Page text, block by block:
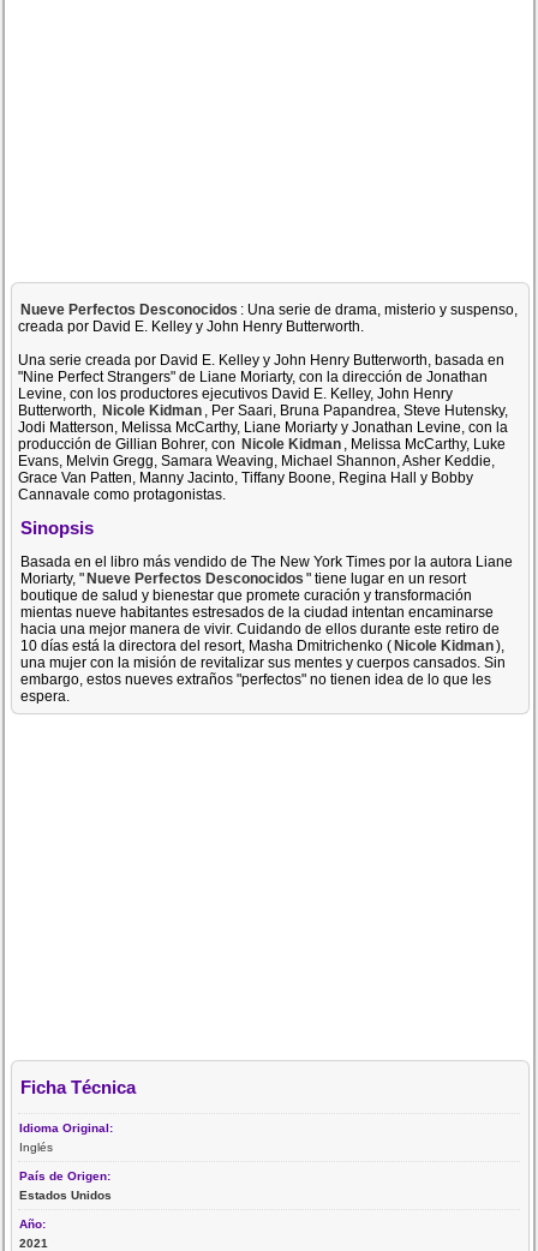
Nueve Perfectos Desconocidos : Una serie de drama, misterio y suspenso,
creada por David E. Kelley y John Henry Butterworth.
Una serie creada por David E. Kelley y John Henry Butterworth, basada en
"Nine Perfect Strangers" de Liane Moriarty, con la dirección de Jonathan
Levine, con los productores ejecutivos David E. Kelley, John Henry
Butterworth, Nicole Kidman , Per Saari, Bruna Papandrea, Steve Hutensky,
Jodi Matterson, Melissa McCarthy, Liane Moriarty y Jonathan Levine, con la
producción de Gillian Bohrer, con Nicole Kidman , Melissa McCarthy, Luke
Evans, Melvin Gregg, Samara Weaving, Michael Shannon, Asher Keddie,
Grace Van Patten, Manny Jacinto, Tiffany Boone, Regina Hall y Bobby
Cannavale como protagonistas.
Sinopsis
Basada en el libro más vendido de The New York Times por la autora Liane
Moriarty, "Nueve Perfectos Desconocidos " tiene lugar en un resort
boutique de salud y bienestar que promete curación y transformación
mientas nueve habitantes estresados de la ciudad intentan encaminarse
hacia una mejor manera de vivir. Cuidando de ellos durante este retiro de
10 días está la directora del resort, Masha Dmitrichenko (Nicole Kidman),
una mujer con la misión de revitalizar sus mentes y cuerpos cansados. Sin
embargo, estos nueves extraños "perfectos" no tienen idea de lo que les
espera.
Ficha Técnica
Idioma Original:
Inglés
País de Origen:
Estados Unidos
Año:
2021